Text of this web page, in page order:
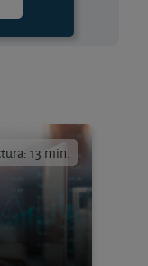
13 min.